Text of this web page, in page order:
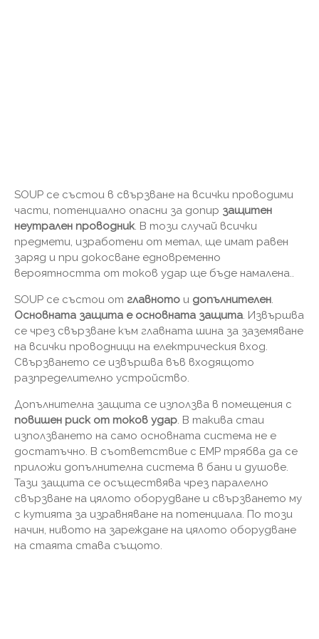
SOUP се състои в свързване на всички проводими
части, потенциално опасни за допир защитен
неутрален проводник. В този случай всички
предмети, изработени от метал, ще имат равен
заряд и при докосване едновременно
вероятността от токов удар ще бъде намалена..
SOUP се състои от главното и допълнителен.
Основната защита е основната защита. Извършва
се чрез свързване към главната шина за заземяване
на всички проводници на електрическия вход.
Свързването се извършва във входящото
разпределително устройство.
Допълнителна защита се използва в помещения с
повишен риск от токов удар. В такива стаи
използването на само основната система не е
достатъчно. В съответствие с EMP трябва да се
приложи допълнителна система в бани и душове.
Тази защита се осъществява чрез паралелно
свързване на цялото оборудване и свързването му
с кутията за изравняване на потенциала. По този
начин, нивото на зареждане на цялото оборудване
на стаята става същото.